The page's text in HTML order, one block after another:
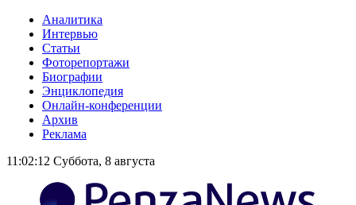
Аналитика
Интервью
Статьи
Фоторепортажи
Биографии
Энциклопедия
Онлайн-конференции
Архив
Реклама
11:02:12 Суббота, 8 августа